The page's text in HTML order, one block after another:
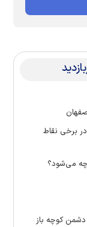
شدید در برخی نقاط
چه می‌شود؟
دشمن کوچه باز